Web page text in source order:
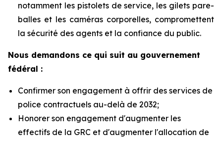
notamment les pistolets de service, les gilets pare-
balles et les caméras corporelles, compromettent
la sécurité des agents et la confiance du public.
Nous demandons ce qui suit au gouvernement
fédéral :
Confirmer son engagement à offrir des services de
police contractuels au-delà de 2032;
Honorer son engagement d'augmenter les
effectifs de la GRC et d'augmenter l'allocation de